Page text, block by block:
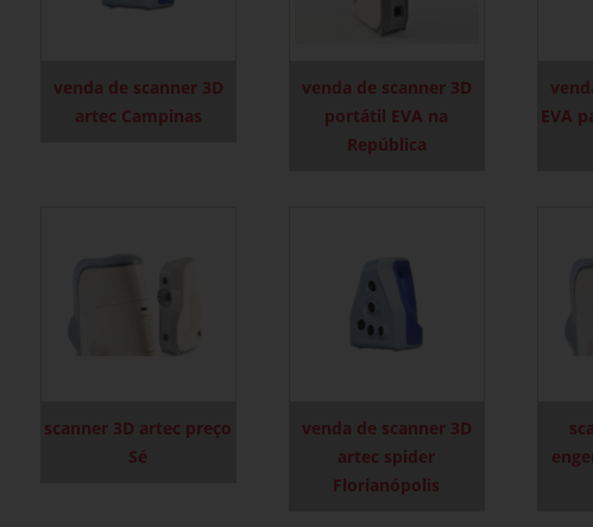
venda de scanner 3D
artec Campinas
venda de scanner 3D
portátil EVA na
República
EVA
scanner 3D artec preço
Sé
venda de scanner 3D
artec spider
Florianópolis